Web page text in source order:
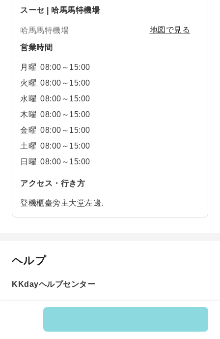
スーセ | 哈馬馬特機場
哈馬馬特機場 地図で見る
営業時間
月曜 08:00～15:00
火曜 08:00～15:00
水曜 08:00～15:00
木曜 08:00～15:00
金曜 08:00～15:00
土曜 08:00～15:00
日曜 08:00～15:00
アクセス・行き方
登機櫃臺旁主大堂左邊.
ヘルプ
KKdayヘルプセンター
商品番号: 597716